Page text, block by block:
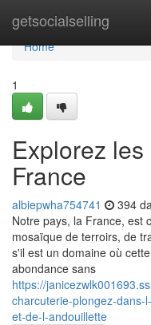
getsocialselling
Home
Home
1
Explorez
France
albiepwha754741 394
Notre pays, la France, est
mosaïque de terroirs, de
s'il est un domaine où
abondance sans
https://
charcuterie-plongez-dans-
et-de-l-andouillette